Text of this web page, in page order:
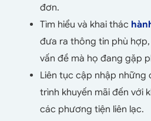
đơn.
Tìm hiểu và khai thác
đưa ra thông tin phù
vấn đề mà họ đang gặp
Liên tục cập nhập những
trình khuyến mãi đến với
các phương tiện liên lạc.